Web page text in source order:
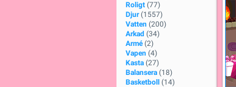
Roligt (77)
Djur (1557)
Vatten (200)
Arkad (34)
Armé (2)
Vapen (4)
Kasta (27)
Balansera (18)
Basketboll
(14)